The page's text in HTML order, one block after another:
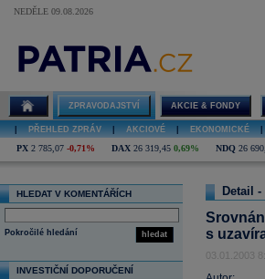
NEDĚLE 09.08.2026
ZPRAVODAJSTVÍ AKCIE & FONDY
PŘEHLED ZPRÁV AKCIOVÉ EKONOMICKÉ
PX 2 785,07 -0,71% DAX 26 319,45 0,69% NDQ 26
HLEDAT V KOMENTÁŘÍCH
hledat
Pokročilé hledání
INVESTIČNÍ DOPORUČENÍ
Detail
s
03.01.2003